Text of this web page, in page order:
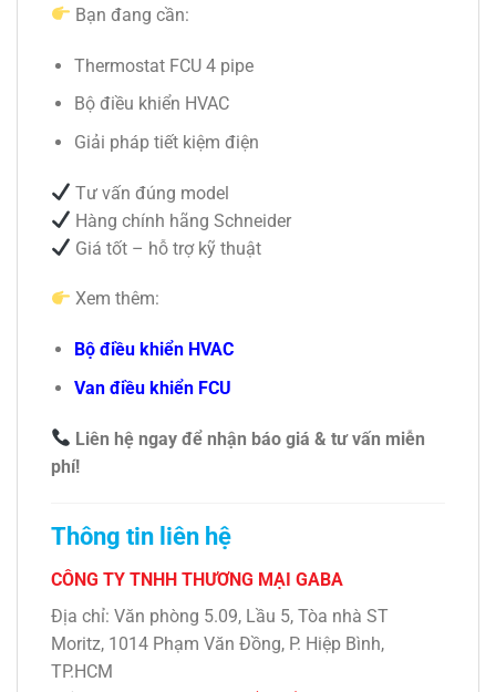
Bạn đang cần:
Thermostat FCU 4 pipe
Bộ điều khiển HVAC
Giải pháp tiết kiệm điện
Tư vấn đúng model
Hàng chính hãng Schneider
Giá tốt – hỗ trợ kỹ thuật
Xem thêm:
Bộ điều khiển HVAC
Van điều khiển FCU
Liên hệ ngay để nhận báo giá & tư vấn miễn
phí!
Thông tin liên hệ
CÔNG TY TNHH THƯƠNG MẠI GABA
Địa chỉ: Văn phòng 5.09, Lầu 5, Tòa nhà ST
Moritz, 1014 Phạm Văn Đồng, P. Hiệp Bình,
TP.HCM